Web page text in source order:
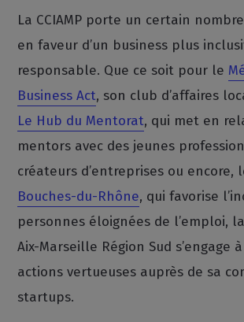
La CCIAMP porte un certain
en faveur d’un business plus
responsable. Que ce soit pour le
Business Act, son club d’affaires
Le Hub du Mentorat, qui met en
mentors avec des jeunes
créateurs d’entreprises ou encore,
Bouches-du-Rhône, qui favorise
personnes éloignées de l’emploi,
Aix-Marseille Région Sud s’engage
actions vertueuses auprès de sa
startups.